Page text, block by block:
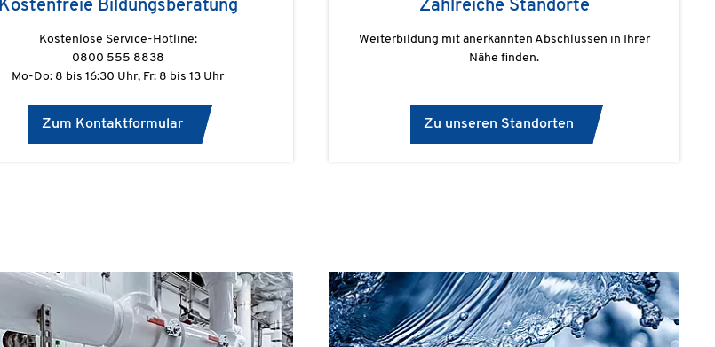
Kostenfreie Bildungsberatung
Kostenlose Service-Hotline:
0800 555 8838
Mo-Do: 8 bis 16:30 Uhr, Fr: 8 bis 13 Uhr
Zum Kontaktformular
Zahlreiche Standorte
Weiterbildung mit anerkannten Abschlüssen in Ihrer
Nähe finden.
Zu unseren Standorten